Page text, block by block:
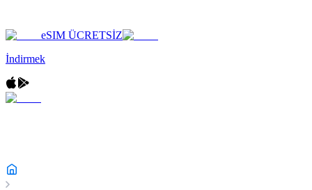
eSIM ÜCRETSİZ
İndirmek